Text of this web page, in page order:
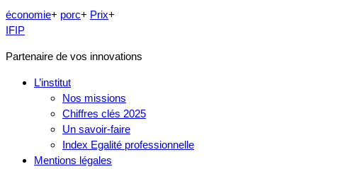
économie+ porc+ Prix+
IFIP
Partenaire de vos innovations
L’institut
Nos missions
Chiffres clés 2025
Un savoir-faire
Index Egalité professionnelle
Mentions légales